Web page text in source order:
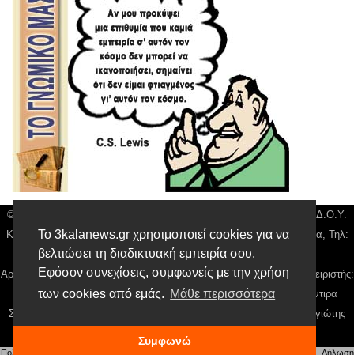
Το 3kalanews.gr χρησιμοποιεί cookies για να
βελτιώσει τη διαδικτυακή εμπειρία σου.
Εφόσον συνεχίσεις, συμφωνείς με την χρήση
των cookies από εμάς. Μάθε περισσότερα
Συμφωνώ
© 3kala News | Διακριτικός Τίτλος: Orion Media, ΑΦΜ: 043750542, Δ.Ο.Υ:
Καρδίτσας, Υπο/μα Τρικάλων, Δ/νση: Τιουσόν 31 τ.κ 42132 Τρίκαλα, Τηλ:
24310 63300, email: news@3kalanews.gr
Αρ. Γεμή: 018804431000, Νόμιμος Εκπρόσωπος, Ιδιοκτήτης και Διαχειριστής:
Παναγιώτης Φιλίππου, Διευθύντρια: Γιαννουσά Βασιλική, Διευθύντιρα
Σύνταξης: Μπαλαμπάνη Βασιλική. Δικαιούχος domain name Παναγιώτης
Φιλίππου
Πολιτική απορρήτου Δήλωση